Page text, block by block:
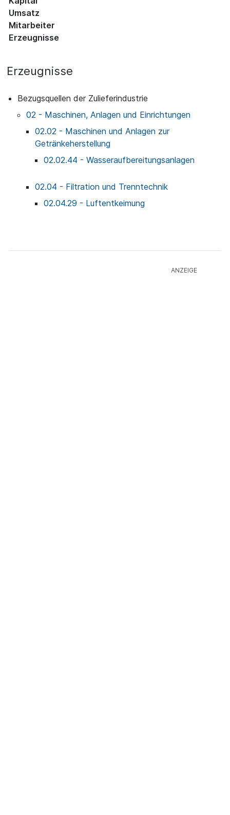
Umsatz
Mitarbeiter
Erzeugnisse
Erzeugnisse
Bezugsquellen der Zulieferindustrie
02 - Maschinen, Anlagen und Einrichtungen
02.02 - Maschinen und Anlagen zur
Getränkeherstellung
02.02.44 - Wasseraufbereitungsanlagen
02.04 - Filtration und Trenntechnik
02.04.29 - Luftentkeimung